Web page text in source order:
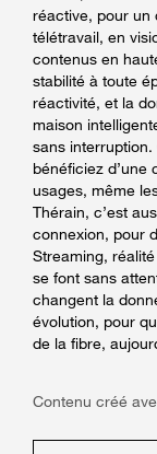
réactive, pour un
télétravail, en
contenus en
stabilité à toute
réactivité, et la
maison
sans
bénéficiez d’une
usages, même
Thérain, c’est
connexion, pour
Streaming,
se font sans
changent la
évolution, pour
de la fibre,
Contenu créé